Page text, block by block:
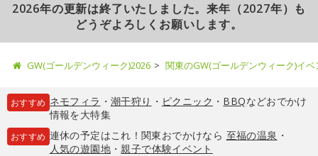
2026年の更新は終了いたしました。来年（2027年）も
どうぞよろしくお願いします。
GW(ゴールデンウィーク)2026 関東のGW(ゴールデンウィーク)イ
おすすめ ネモフィラ ・ 潮干狩り ・ ピクニック ・ BBQなどおでかけ
情報を大特集
おすすめ 連休の予定はこれ！関東おでかけなら 至福の温泉 ・
人気の遊園地・親子で体験イベント